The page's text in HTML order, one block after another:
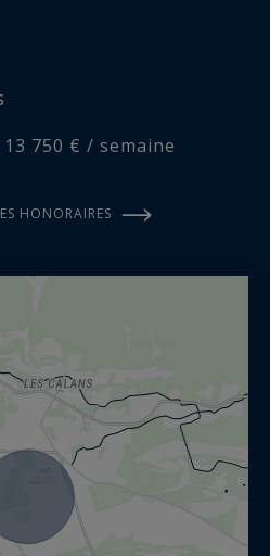
750 € / semaine
HONORAIRES